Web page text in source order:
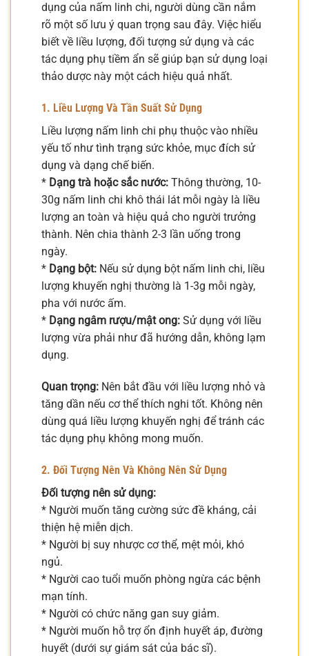
dụng của nấm linh chi, người dùng cần nắm
rõ một số lưu ý quan trọng sau đây. Việc hiểu
biết về liều lượng, đối tượng sử dụng và các
tác dụng phụ tiềm ẩn sẽ giúp bạn sử dụng loại
thảo dược này một cách hiệu quả nhất.
1. Liều Lượng Và Tần Suất Sử Dụng
Liều lượng nấm linh chi phụ thuộc vào nhiều
yếu tố như tình trạng sức khỏe, mục đích sử
dụng và dạng chế biến.
* Dạng trà hoặc sắc nước: Thông thường, 10-
30g nấm linh chi khô thái lát mỗi ngày là liều
lượng an toàn và hiệu quả cho người trưởng
thành. Nên chia thành 2-3 lần uống trong
ngày.
* Dạng bột: Nếu sử dụng bột nấm linh chi, liều
lượng khuyến nghị thường là 1-3g mỗi ngày,
pha với nước ấm.
* Dạng ngâm rượu/mật ong: Sử dụng với liều
lượng vừa phải như đã hướng dẫn, không lạm
dụng.
Quan trọng: Nên bắt đầu với liều lượng nhỏ và
tăng dần nếu cơ thể thích nghi tốt. Không nên
dùng quá liều lượng khuyến nghị để tránh các
tác dụng phụ không mong muốn.
2. Đối Tượng Nên Và Không Nên Sử Dụng
Đối tượng nên sử dụng:
* Người muốn tăng cường sức đề kháng, cải
thiện hệ miễn dịch.
* Người bị suy nhược cơ thể, mệt mỏi, khó
ngủ.
* Người cao tuổi muốn phòng ngừa các bệnh
mạn tính.
* Người có chức năng gan suy giảm.
* Người muốn hỗ trợ ổn định huyết áp, đường
huyết (dưới sự giám sát của bác sĩ).